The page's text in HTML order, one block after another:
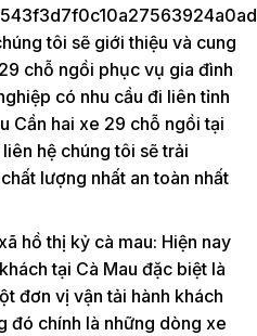
tôi sẽ giới thiệu và cung
chỗ ngồi phục vụ gia đình
có nhu cầu đi liên tỉnh
Cần hai xe 29 chỗ ngồi tại
hệ chúng tôi sẽ trải
lượng nhất an toàn nhất
hồ thị kỷ cà mau: Hiện nay
tại Cà Mau đặc biệt là
đơn vị vận tải hành khách
đó chính là những dòng xe